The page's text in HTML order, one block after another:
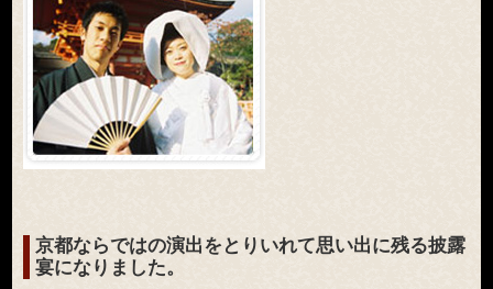
京都ならではの演出をとりいれて思い出に残る披露
宴になりました。